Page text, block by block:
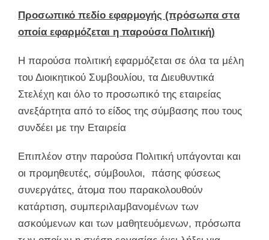
Προσωπικό πεδίο εφαρμογής (πρόσωπα στα
οποία εφαρμόζεται η παρούσα Πολιτική)
Η παρούσα πολιτική εφαρμόζεται σε όλα τα μέλη
του Διοικητικού Συμβουλίου, τα Διευθυντικά
Στελέχη και όλο το προσωπικό της εταιρείας
ανεξάρτητα από το είδος της σύμβασης που τους
συνδέει με την Εταιρεία
Επιπλέον στην παρούσα Πολιτική υπάγονται και
οι προμηθευτές, σύμβουλοι, πάσης φύσεως
συνεργάτες, άτομα που παρακολουθούν
κατάρτιση, συμπεριλαμβανομένων των
ασκούμενων και των μαθητευόμενων, πρόσωπα